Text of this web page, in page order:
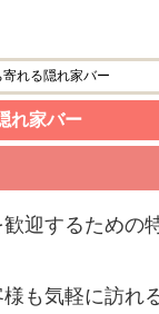
れる隠れ家バー
れ家バー
迎するための
も気軽に訪れ